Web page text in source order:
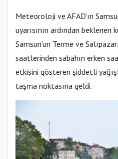
Meteoroloji ve AFAD’ın
uyarısının ardından
Samsun’un Terme ve
saatlerinden sabahın erken
etkisini gösteren şiddetli
taşma noktasına geldi.